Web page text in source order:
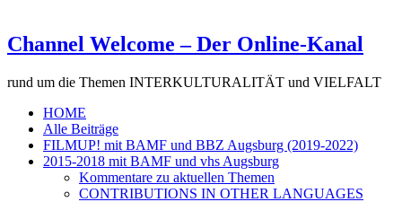
Channel Welcome – Der Online-Kanal
rund um die Themen INTERKULTURALITÄT und VIELFALT
HOME
Alle Beiträge
FILMUP! mit BAMF und BBZ Augsburg (2019-2022)
2015-2018 mit BAMF und vhs Augsburg
Kommentare zu aktuellen Themen
CONTRIBUTIONS IN OTHER LANGUAGES